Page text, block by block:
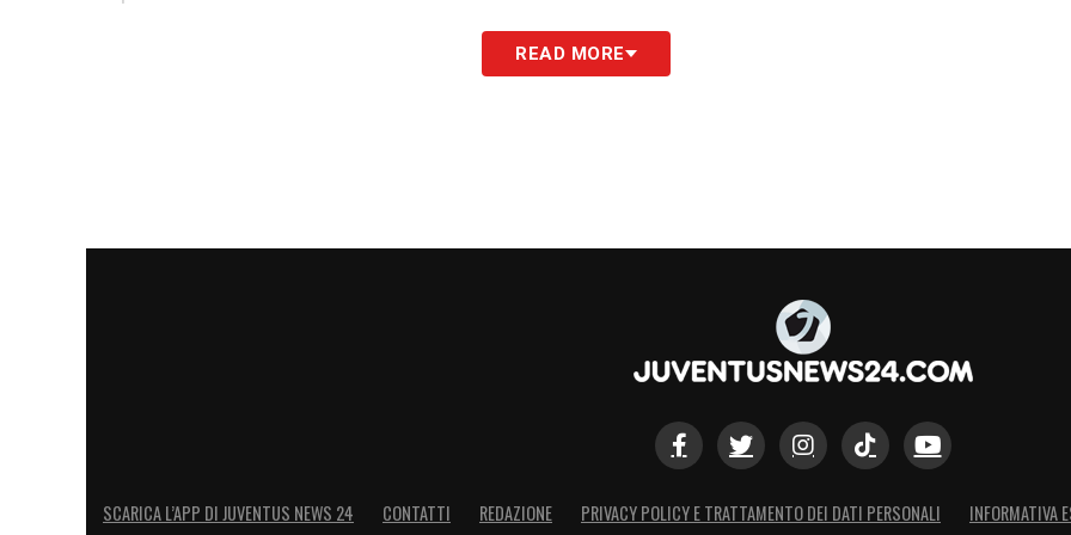
LA PLAYLIST DELLE NOSTRE TOP NEWSREAD MORE
SCARICA L’APP DI JUVENTUS NEWS 24 CONTATTI REDAZIONE PRIVACY POLICY E TRATTAMENTO DEI DATI PERSONALI INFORMATIVA